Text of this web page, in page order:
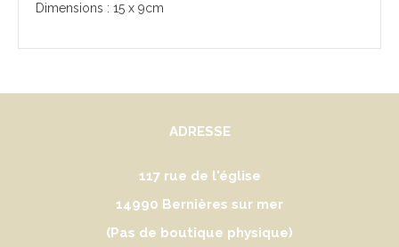
Dimensions : 15 x 9cm
ADRESSE
117 rue de l'église
14990 Bernières sur mer
(Pas de boutique physique)